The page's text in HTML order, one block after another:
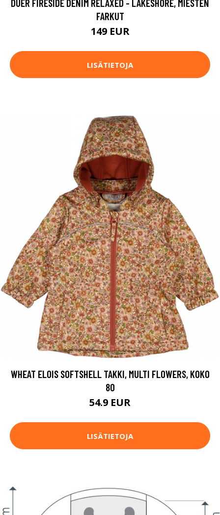
DUER FIRESIDE DENIM RELAXED - LAKESHORE, MIESTEN
FARKUT
149 EUR
LISÄTIETOJA
WHEAT ELOIS SOFTSHELL TAKKI, MULTI FLOWERS, KOKO
80
54.9 EUR
LISÄTIETOJA